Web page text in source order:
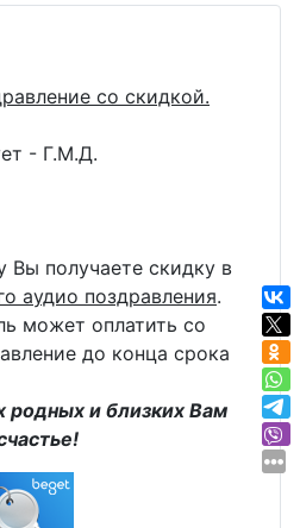
со скидкой.
- Г.М.Д.
получаете скидку в
аудио поздравления.
может оплатить со
до конца срока
родных и близких Вам